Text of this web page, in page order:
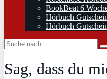
BookBeat 6
Hörbuch
Hörbuch
Sag, dass du